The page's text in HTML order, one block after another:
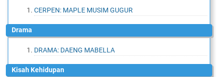
CERPEN: MAPLE MUSIM GUGUR
Drama
DRAMA: DAENG MABELLA
Kisah Kehidupan